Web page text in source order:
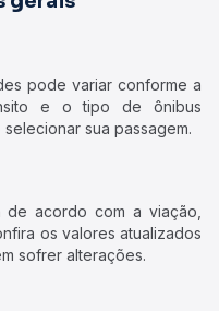
pode variar conforme a
e o tipo de ônibus
sua passagem.
de acordo com a viação,
os valores atualizados
sofrer alterações.